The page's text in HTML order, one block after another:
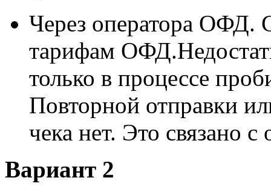
Через оператора ОФД.
тарифам
только в процессе
Повторной отправки
чека нет. Это связано
Вариант 2